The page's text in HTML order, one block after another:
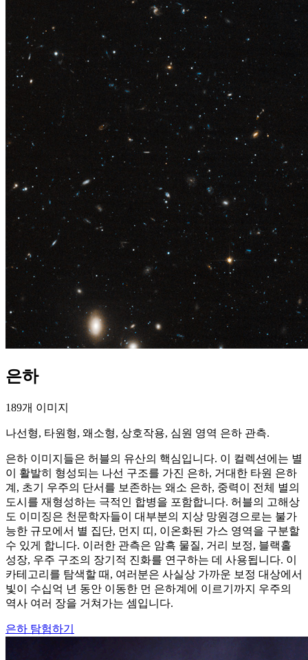
은하
189개 이미지
나선형, 타원형, 왜소형, 상호작용, 심원 영역 은하 관측.
은하 이미지들은 허블의 유산의 핵심입니다. 이 컬렉션에는 별
이 활발히 형성되는 나선 구조를 가진 은하, 거대한 타원 은하
계, 초기 우주의 단서를 보존하는 왜소 은하, 중력이 전체 별의
도시를 재형성하는 극적인 합병을 포함합니다. 허블의 고해상
도 이미징은 천문학자들이 대부분의 지상 망원경으로는 불가
능한 규모에서 별 집단, 먼지 띠, 이온화된 가스 영역을 구분할
수 있게 합니다. 이러한 관측은 암흑 물질, 거리 보정, 블랙홀
성장, 우주 구조의 장기적 진화를 연구하는 데 사용됩니다. 이
카테고리를 탐색할 때, 여러분은 사실상 가까운 보정 대상에서
빛이 수십억 년 동안 이동한 먼 은하계에 이르기까지 우주의
역사 여러 장을 거쳐가는 셈입니다.
은하 탐험하기